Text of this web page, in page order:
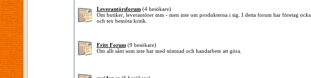
Leverantörsforum (4 besökare)
Om butiker, leverantörer mm - men inte om produkterna i sig. I detta forum har företag
och tex bemöta kritik.
Fritt Forum (9 besökare)
Om allt sånt som inte har med sömnad och handarbete att göra.